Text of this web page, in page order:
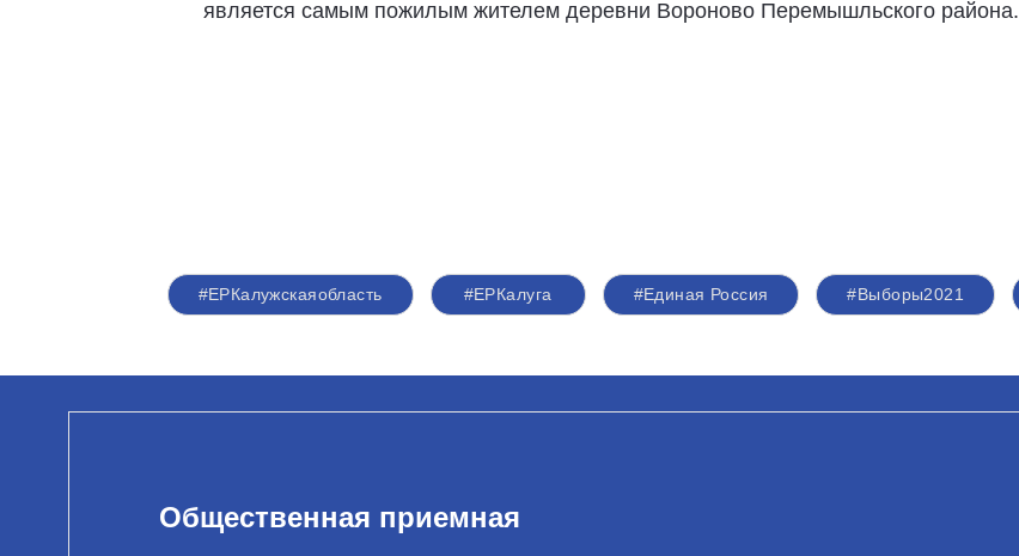
является самым пожилым жителем деревни Вороново Перемышльского района.
#ЕРКалужскаяобласть #ЕРКалуга #Единая Россия #Выборы2021
Общественная приемная